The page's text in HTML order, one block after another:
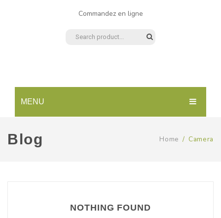
Commandez en ligne
MENU
BOUTIQUE
Blog Home / Camera
NOTHING FOUND